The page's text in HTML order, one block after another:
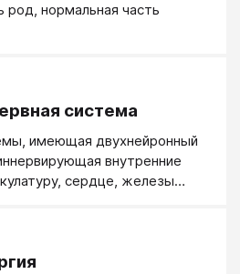
нормальная часть
система
имеющая двухнейронный
внутренние
сердце, железы